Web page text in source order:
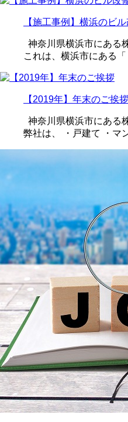
【施工事例】横浜のビ
神奈川県横浜市にある
これは、横浜市にある
【2019年】年末のご挨拶
神奈川県横浜市にある
弊社は、 ・戸建て ・マ